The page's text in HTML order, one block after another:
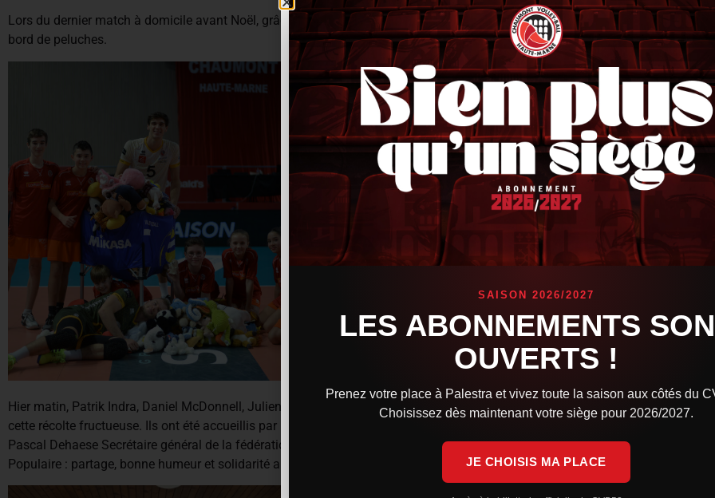
Lors du dernier match à domicile avant Noël, grâce à la solidarité des supporters, nous avions récolté l’équivalent de deux
bord de peluches.
Hier matin, Patrik Indra, Daniel McDonnell, Julien Lecat et Sebastian Closter se sont rendus à l’antenne du Secours Populaire
cette récolte fructueuse. Ils ont été accueillis par plusieurs membres de l’association, dont madame Jessica Prevost
Pascal Dehaese Secrétaire général de la fédération de Haute-Marne du Secours Populaire. Les joueurs ont échangé avec les
Populaire : partage, bonne humeur et solidarité auront été les maîtres-mots de leurs conversations.
SAISON 2026/2027
LES ABONNEMENTS
OUVERTS !
Prenez votre place à Palestra et vivez toute la saison aux côtés du
Choisissez dès maintenant votre siège pour 2026/2027.
JE CHOISIS MA PLACE